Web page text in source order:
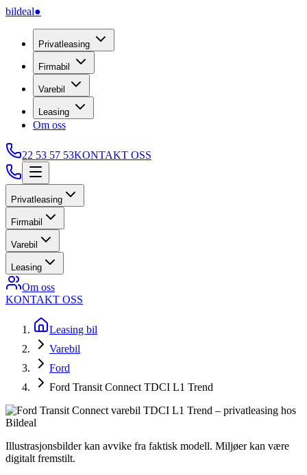
bildeal●
Privatleasing
Firmabil
Varebil
Leasing
Om oss
22 53 57 53KONTAKT OSS
Privatleasing
Firmabil
Varebil
Leasing
Om oss
KONTAKT OSS
Leasing bil
Varebil
Ford
Ford Transit Connect TDCI L1 Trend
Illustrasjonsbilder kan avvike fra faktisk modell. Miljøer kan være
digitalt fremstilt.